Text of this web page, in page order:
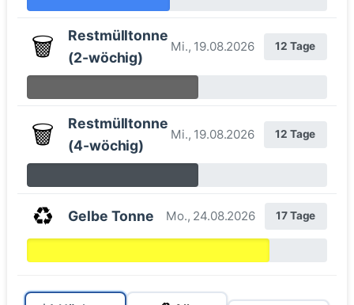
🗑️
Restmülltonne
(2-wöchig)
Mi., 19.08.2026 12 Tage
🗑️
Restmülltonne
(4-wöchig)
Mi., 19.08.2026 12 Tage
♻️ Gelbe Tonne Mo., 24.08.2026 17 Tage